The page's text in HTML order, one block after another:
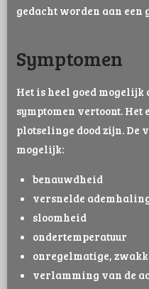
gedacht worden aan een
Symptomen
Het is heel goed
symptomen vertoont. Het
plotselinge dood zijn. De
mogelijk:
benauwdheid
versnelde
sloomheid
ondertemperatuur
onregelmatige,
verlamming van de